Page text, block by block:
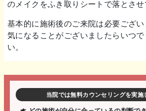
のメイクをふき取りシートで落とさせ
基本的に施術後のご来院は必要ござい
気になることがございましたらいつ
い。
当院では無料カウンセリングを実施